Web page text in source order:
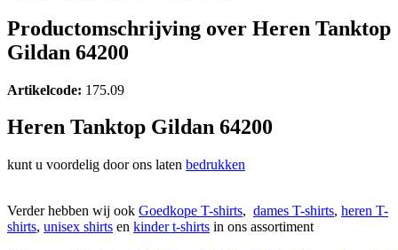
Productomschrijving over Heren Tanktop
Gildan 64200
Artikelcode: 175.09
Heren Tanktop Gildan 64200
kunt u voordelig door ons laten bedrukken
Verder hebben wij ook Goedkope T-shirts, dames T-shirts, heren T-
shirts, unisex shirts en kindert-shirts in ons assortiment